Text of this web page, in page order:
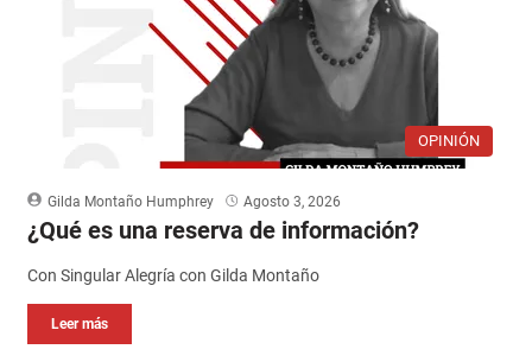
OPINIÓN
Gilda Montaño Humphrey Agosto 3, 2026
¿Qué es una reserva de información?
Con Singular Alegría con Gilda Montaño
Leer más